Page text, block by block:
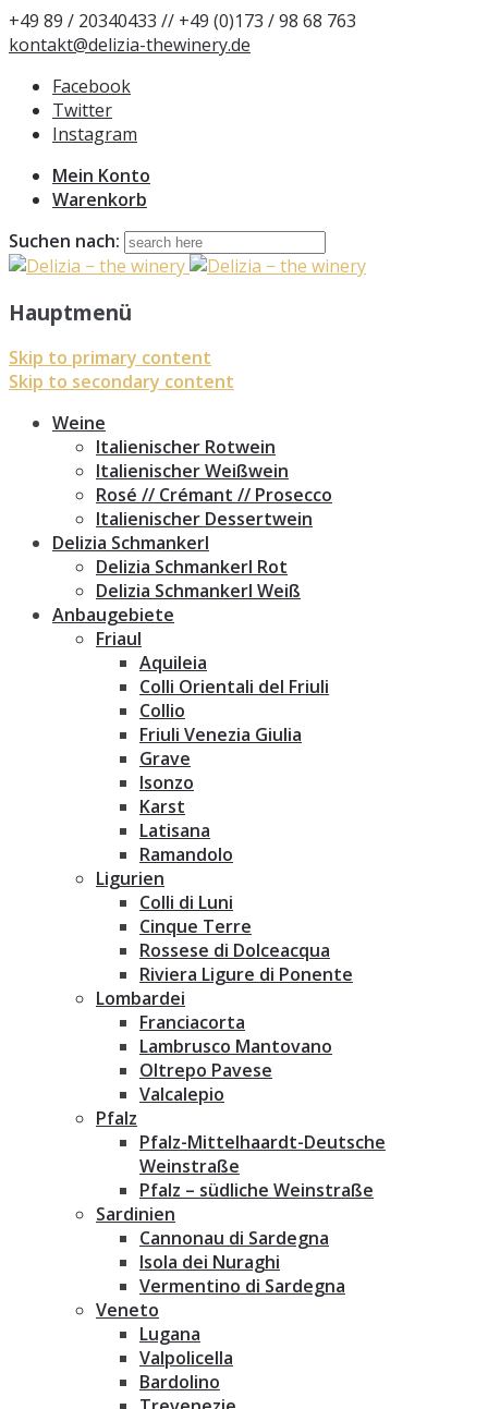
+49 89 / 20340433 // +49 (0)173 / 98 68 763
kontakt@delizia-thewinery.de
Facebook
Twitter
Instagram
Mein Konto
Warenkorb
Suchen nach:
Hauptmenü
Skip to primary content
Skip to secondary content
Weine
Italienischer Rotwein
Italienischer Weißwein
Rosé // Crémant // Prosecco
Italienischer Dessertwein
Delizia Schmankerl
Delizia Schmankerl Rot
Delizia Schmankerl Weiß
Anbaugebiete
Friaul
Aquileia
Colli Orientali del Friuli
Collio
Friuli Venezia Giulia
Grave
Isonzo
Karst
Latisana
Ramandolo
Ligurien
Colli di Luni
Cinque Terre
Rossese di Dolceacqua
Riviera Ligure di Ponente
Lombardei
Franciacorta
Lambrusco Mantovano
Oltrepo Pavese
Valcalepio
Pfalz
Pfalz-Mittelhaardt-Deutsche
Weinstraße
Pfalz – südliche Weinstraße
Sardinien
Cannonau di Sardegna
Isola dei Nuraghi
Vermentino di Sardegna
Veneto
Lugana
Valpolicella
Bardolino